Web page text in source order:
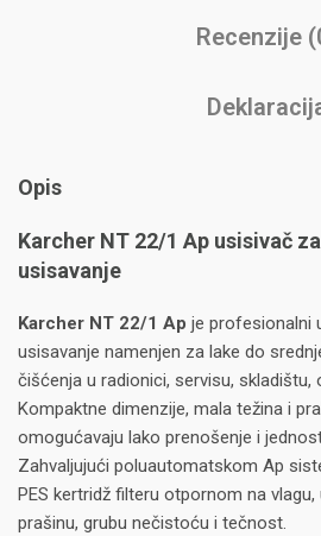
Recenzije
Opis
Karcher NT 22/1 Ap usisivač
usisavanje
Karcher NT 22/1 Ap je profesionalni
usisavanje namenjen za lake do
čišćenja u radionici, servisu, skladištu,
Kompaktne dimenzije, mala težina i
omogućavaju lako prenošenje i
Zahvaljujući poluautomatskom Ap
PES kertridž filteru otpornom na
prašinu, grubu nečistoću i tečnost.